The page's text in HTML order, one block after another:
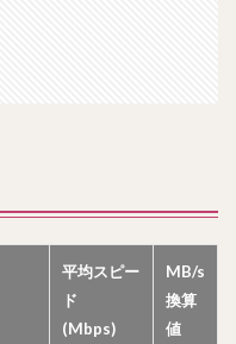
平均スピー
ド
(Mbps)
MB/s
換算
値